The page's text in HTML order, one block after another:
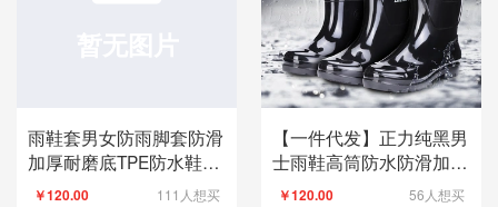
雨鞋套男女防雨脚套防滑
加厚耐磨底TPE防水鞋套
下雨天儿童雨靴套
￥120.00 111人想买
【一件代发】正力纯黑男
士雨鞋高筒防水防滑加厚
工地厨房劳保胶鞋
￥120.00 56人想买